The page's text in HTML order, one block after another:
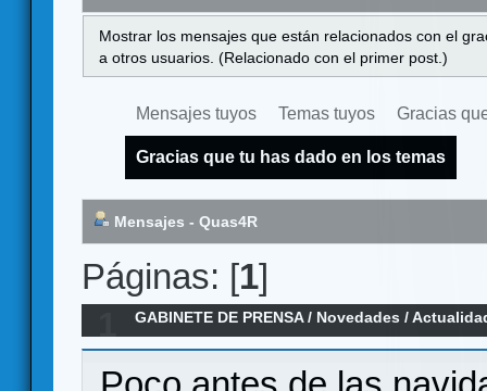
Mostrar los mensajes que están relacionados con el
a otros usuarios. (Relacionado con el primer post.)
Mensajes tuyos Temas tuyos Gracias
Gracias que tu has dado en los temas
Mensajes - Quas4R
Páginas: [1]
GABINETE DE PRENSA/ Novedades /
Earth Reborn